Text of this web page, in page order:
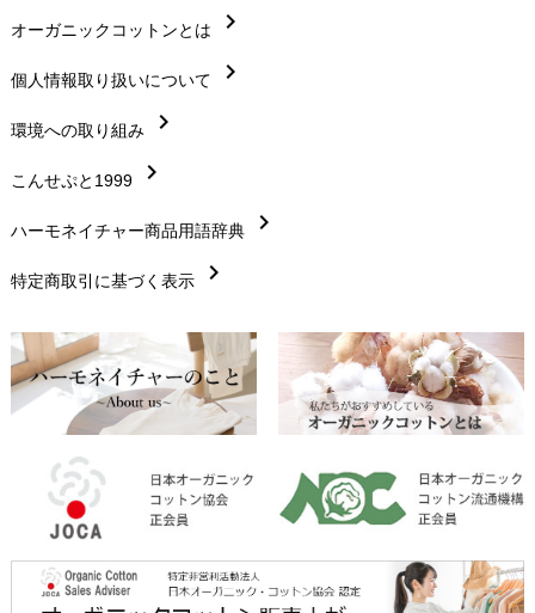
在庫状況と発送予定chevron_right
サイズ・寸法chevron_right
生地・素材chevron_right
お手入れについて chevron_right
レビューを書こうchevron_right
返品交換chevron_right
FAXでのご注文 chevron_right
お問い合わせchevron_right
オーガニックコットンとは chevron_right
個人情報取り扱いについて chevron_right
環境への取り組み chevron_right
こんせぷと1999 chevron_right
ハーモネイチャー商品用語辞典 chevron_right
特定商取引に基づく表示 chevron_right